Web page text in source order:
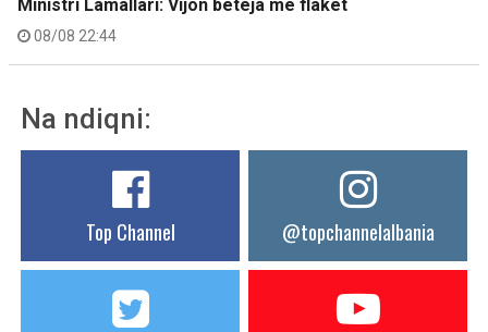
Ministri Lamallari: Vijon beteja me flakët
08/08 22:44
Na ndiqni:
Top Channel @topchannelalbania